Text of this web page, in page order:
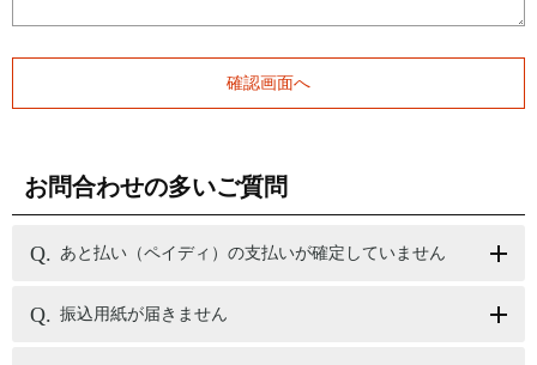
お問合わせの多いご質問
あと払い（ペイディ）の支払いが確定していません
振込用紙が届きません